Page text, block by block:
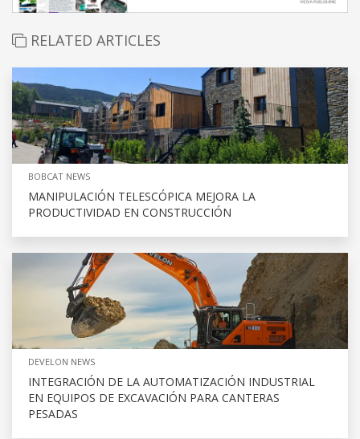
RELATED ARTICLES
BOBCAT NEWS
MANIPULACIÓN TELESCÓPICA MEJORA LA
PRODUCTIVIDAD EN CONSTRUCCIÓN
DEVELON NEWS
INTEGRACIÓN DE LA AUTOMATIZACIÓN INDUSTRIAL
EN EQUIPOS DE EXCAVACIÓN PARA CANTERAS
PESADAS